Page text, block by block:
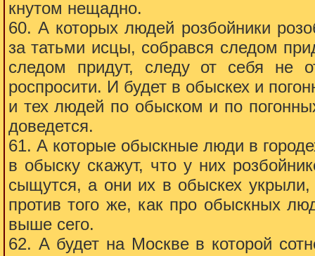
кнутом нещадно.
60. А которых людей розбойники
за татьми исцы, собрався следом
следом придут, следу от себя не
роспросити. И будет в обыскех и
и тех людей по обыском и по
доведется.
61. А которые обыскные люди в
в обыску скажут, что у них
сыщутся, а они их в обыскех
против того же, как про обыскных
выше сего.
62. А будет на Москве в которой